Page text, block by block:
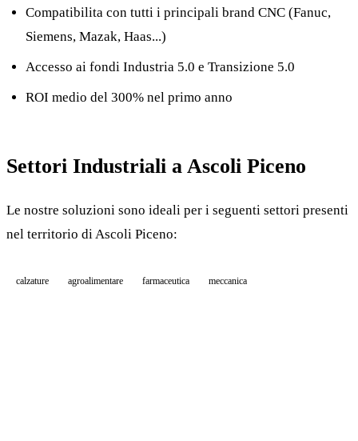
Compatibilita con tutti i principali brand CNC (Fanuc,
Siemens, Mazak, Haas...)
Accesso ai fondi Industria 5.0 e Transizione 5.0
ROI medio del 300% nel primo anno
Settori Industriali a Ascoli Piceno
Le nostre soluzioni sono ideali per i seguenti settori presenti
nel territorio di Ascoli Piceno:
calzature agroalimentare farmaceutica meccanica